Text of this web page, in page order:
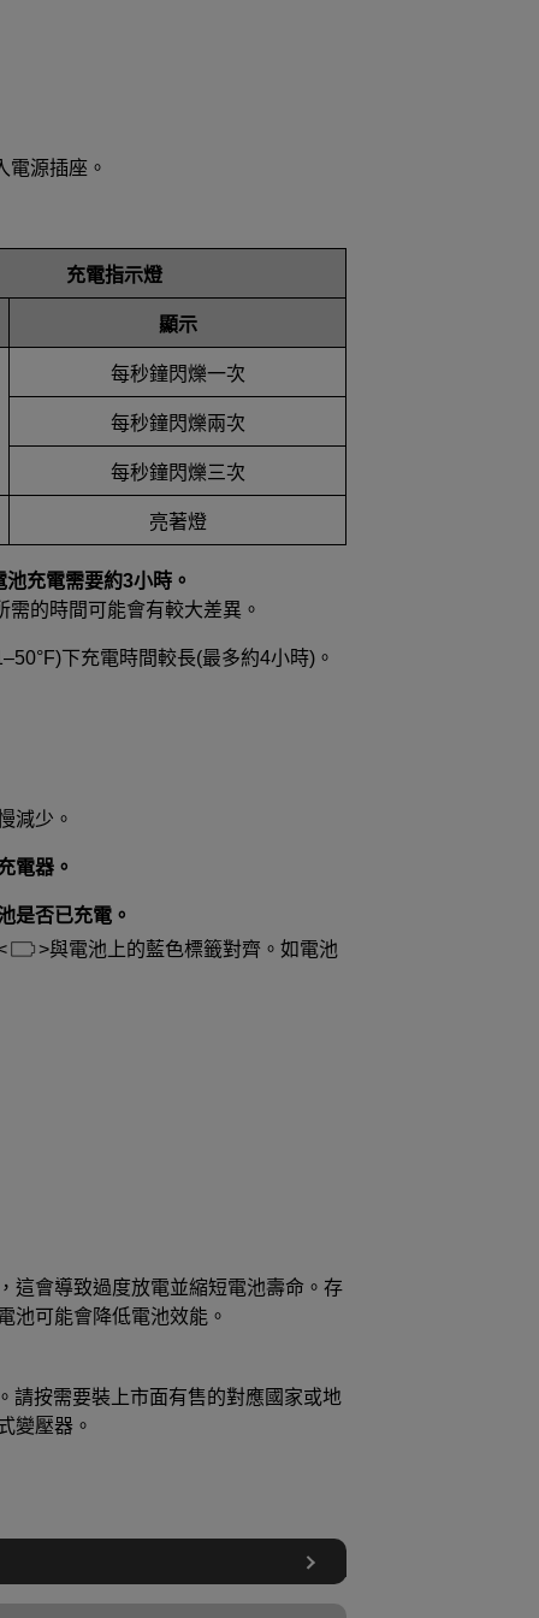
電源插座。
充電指示燈
顯示
每秒鐘閃爍一次
每秒鐘閃爍兩次
每秒鐘閃爍三次
亮著燈
充電需要約3小時。
的時間可能會有較大差異。
下充電時間較長(最多約4小時)。
減少。
電器。
是否已充電。
與電池上的藍色標籤對齊。如電池
這會導致過度放電並縮短電池壽命。存
池可能會降低電池效能。
請按需要裝上市面有售的對應國家或地
變壓器。